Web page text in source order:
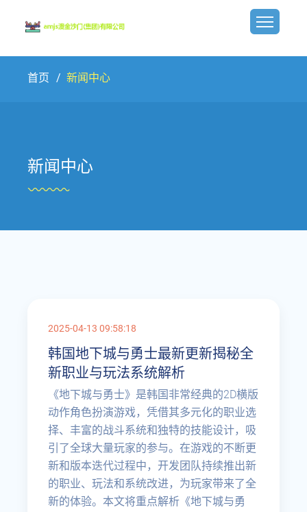
首页 新闻中心
新闻中心
2025-04-13 09:58:18
韩国地下城与勇士最新更新揭秘全
新职业与玩法系统解析
《地下城与勇士》是韩国非常经典的2D横版
动作角色扮演游戏，凭借其多元化的职业选
择、丰富的战斗系统和独特的技能设计，吸
引了全球大量玩家的参与。在游戏的不断更
新和版本迭代过程中，开发团队持续推出新
的职业、玩法和系统改进，为玩家带来了全
新的体验。本文将重点解析《地下城与勇